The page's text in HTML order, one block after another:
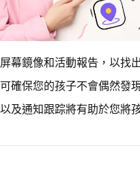
幕鏡像和活動報告，以找
確保您的孩子不會偶然發
及通知跟踪將有助於您將